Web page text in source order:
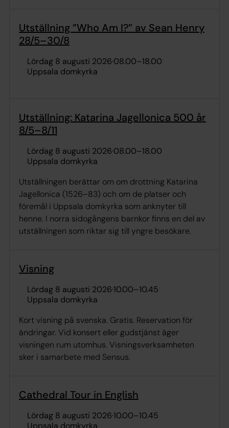
Utställning ”Who Am I?” av Sean Henry
28/5–30/8
lördag 8 augusti 2026·08.00–18.00
Uppsala domkyrka
Utställning: Katarina Jagellonica 500 år
8/5–8/11
lördag 8 augusti 2026·08.00–18.00
Uppsala domkyrka
Utställningen berättar om om drottning Katarina
Jagellonica (1526–83) och om de platser och
föremål i Uppsala domkyrka som anknyter till
henne. I norra sidogångens barnkor finns en del av
utställningen som riktar sig till yngre besökare.
Visning
lördag 8 augusti 2026·10.00–10.45
Uppsala domkyrka
Kort visning på svenska. Gratis. Reservation för
ändringar. Vid konsert eller gudstjänst äger
visningen rum utomhus. Visningsverksamheten
sker i samarbete med Sensus.
Cathedral Tour in English
lördag 8 augusti 2026·10.00–10.45
Uppsala domkyrka